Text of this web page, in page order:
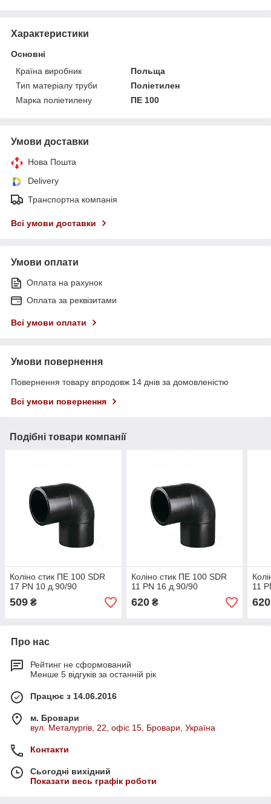
Характеристики
Основні
Країна виробник
Польща
Тип матеріалу труби
Поліетилен
Марка поліетилену
ПЕ 100
Умови доставки
Нова Пошта
Delivery
Транспортна компанія
Всі умови доставки
Умови оплати
Оплата на рахунок
Оплата за реквізитами
Всі умови оплати
Умови повернення
Повернення товару впродовж 14 днів за домовленістю
Всі умови повернення
Подібні товари компанії
Коліно стик ПЕ 100 SDR
17 PN 10 д.90/90
509 ₴
Коліно стик ПЕ 100 SDR
11 PN 16 д.90/90
620₴
11
620
Про нас
Рейтинг не сформований
Менше 5 відгуків за останній рік
Працює з 14.06.2016
м. Бровари
вул. Металургів, 22, офіс 15, Бровари, Україна
Контакти
Сьогодні вихідний
Показати весь графік роботи